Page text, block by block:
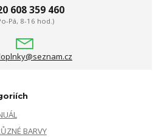
608 359 460
Pá, 8-16 hod.)
BARVY